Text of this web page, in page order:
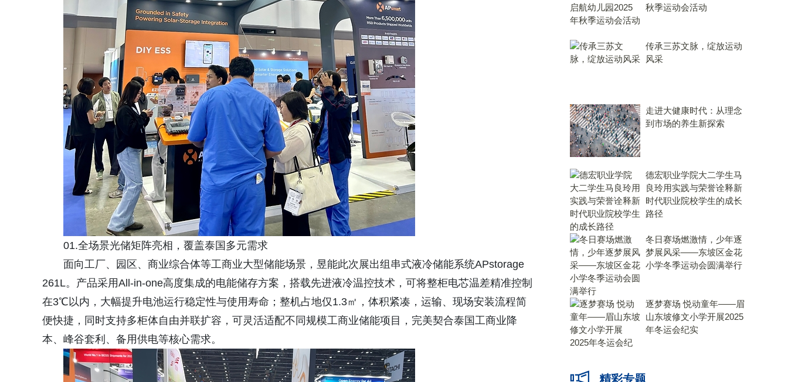
01.全场景光储矩阵亮相，覆盖泰国多元需求
面向工厂、园区、商业综合体等工商业大型储能场景，昱能此次展出组串式液冷储能系统APstorage
261L。产品采用All-in-one高度集成的电能储存方案，搭载先进液冷温控技术，可将整柜电芯温差精准控制
在3℃以内，大幅提升电池运行稳定性与使用寿命；整机占地仅1.3㎡，体积紧凑，运输、现场安装流程简
便快捷，同时支持多柜体自由并联扩容，可灵活适配不同规模工商业储能项目，完美契合泰国工商业降
本、峰谷套利、备用供电等核心需求。
秋季运动会活动
传承三苏文脉，绽放运动
风采
走进大健康时代：从理念
到市场的养生新探索
德宏职业学院大二学生马
良玲用实践与荣誉诠释新
时代职业院校学生的成长
路径
冬日赛场燃激情，少年逐
梦展风采——东坡区金花
小学冬季运动会圆满举行
逐梦赛场 悦动童年——眉
山东坡修文小学开展2025
年冬运会纪实
精彩专题